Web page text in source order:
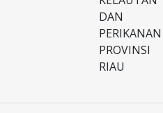
DAN
PERIKANAN
PROVINSI
RIAU